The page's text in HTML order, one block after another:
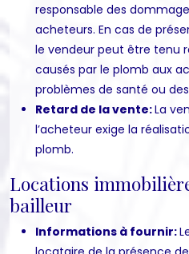
responsable des
acheteurs. En cas de
le vendeur peut être tenu
causés par le plomb aux
problèmes de santé ou
Retard de la vente:La
l’acheteur exige la
plomb.
Locations
bailleur
Informations à fournir: